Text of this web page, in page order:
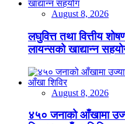
August 8, 2026
लघुवित्त तथा वित्तीय
लायन्सको खाद्यान्न
August 8, 2026
४५० जनाको आँखामा